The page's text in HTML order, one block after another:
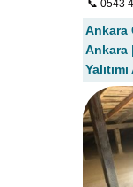
📞 0543
Ankara
Ankara